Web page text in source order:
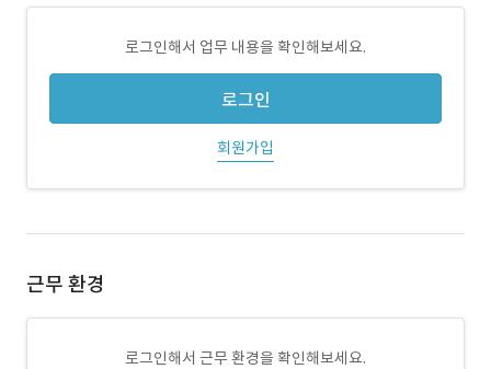
로그인해서 업무 내용을 확인해보세요.
로그인
회원가입
근무 환경
로그인해서 근무 환경을 확인해보세요.